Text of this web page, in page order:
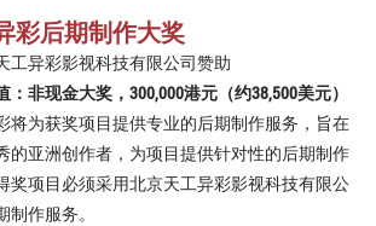
彩后期制作大奖
工异彩影视科技有限公司赞助
：非现金大奖，300,000港元（约38,500美元）
将为获奖项目提供专业的后期制作服务，旨在
的亚洲创作者，为项目提供针对性的后期制作
奖项目必须采用北京天工异彩影视科技有限公
制作服务。